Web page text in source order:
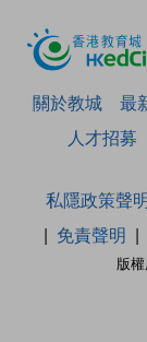
關於教城 最
人才招募
版
私隱政策聲
免責聲明